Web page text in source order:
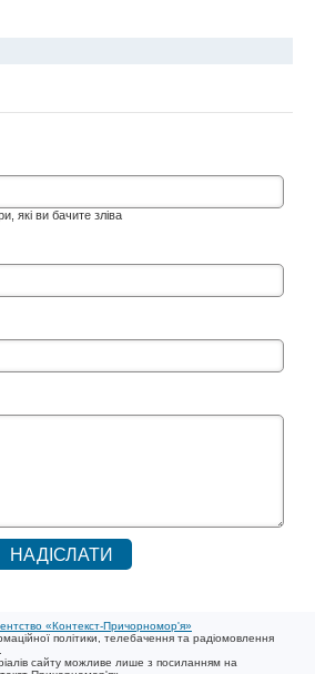
які ви бачите зліва
«Контекст-Причорномор'я»
політики, телебачення та радіомовлення
сайту можливе лише з посиланням на